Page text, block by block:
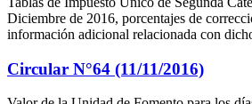
Diciembre de 2016, porcentajes de
información adicional relacionada con
Circular N°64 (11/11/2016)